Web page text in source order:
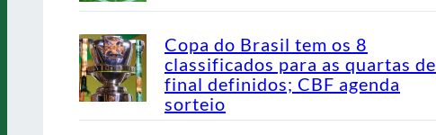
Copa do Brasil tem os 8
classificados para as quartas de
final definidos; CBF agenda
sorteio